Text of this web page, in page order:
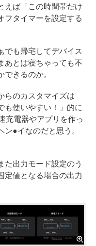
えば「この時間帯だけ
フタイマーを設定する
も帰宅してデバイス
あとは寝ちゃっても不
きるのか。
らのカスタマイズは
も使いやすい！」的に
充電器やアプリを作っ
●イなのだと思う。
出力モード設定のう
定値となる場合の出力